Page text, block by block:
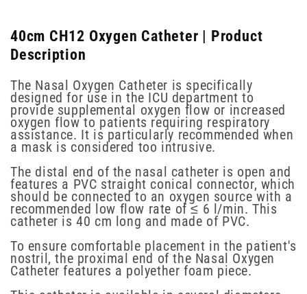
40cm CH12 Oxygen Catheter | Product
Description
The Nasal Oxygen Catheter is specifically
designed for use in the ICU department to
provide supplemental oxygen flow or increased
oxygen flow to patients requiring respiratory
assistance. It is particularly recommended when
a mask is considered too intrusive.
The distal end of the nasal catheter is open and
features a PVC straight conical connector, which
should be connected to an oxygen source with a
recommended low flow rate of ≤ 6 l/min. This
catheter is 40 cm long and made of PVC.
To ensure comfortable placement in the patient's
nostril, the proximal end of the Nasal Oxygen
Catheter features a polyether foam piece.